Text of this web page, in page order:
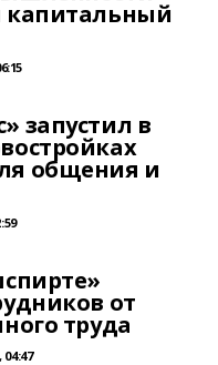
капитальный
запустил в
общения и
от
труда